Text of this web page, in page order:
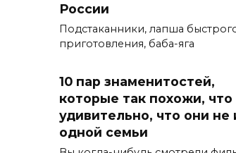
России
Подстаканники, лапша
приготовления, баба-яга
10 пар знаменитостей,
которые так похожи, что
удивительно, что они не
одной семьи